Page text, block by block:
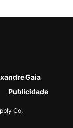
Gaia
Publicidade
Co.